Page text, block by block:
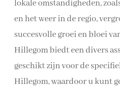
lokale omstandigheden,
en het weer in de regio,
succesvolle groei en bloei
Hillegom biedt een divers
geschikt zijn voor de
Hillegom, waardoor u kunt